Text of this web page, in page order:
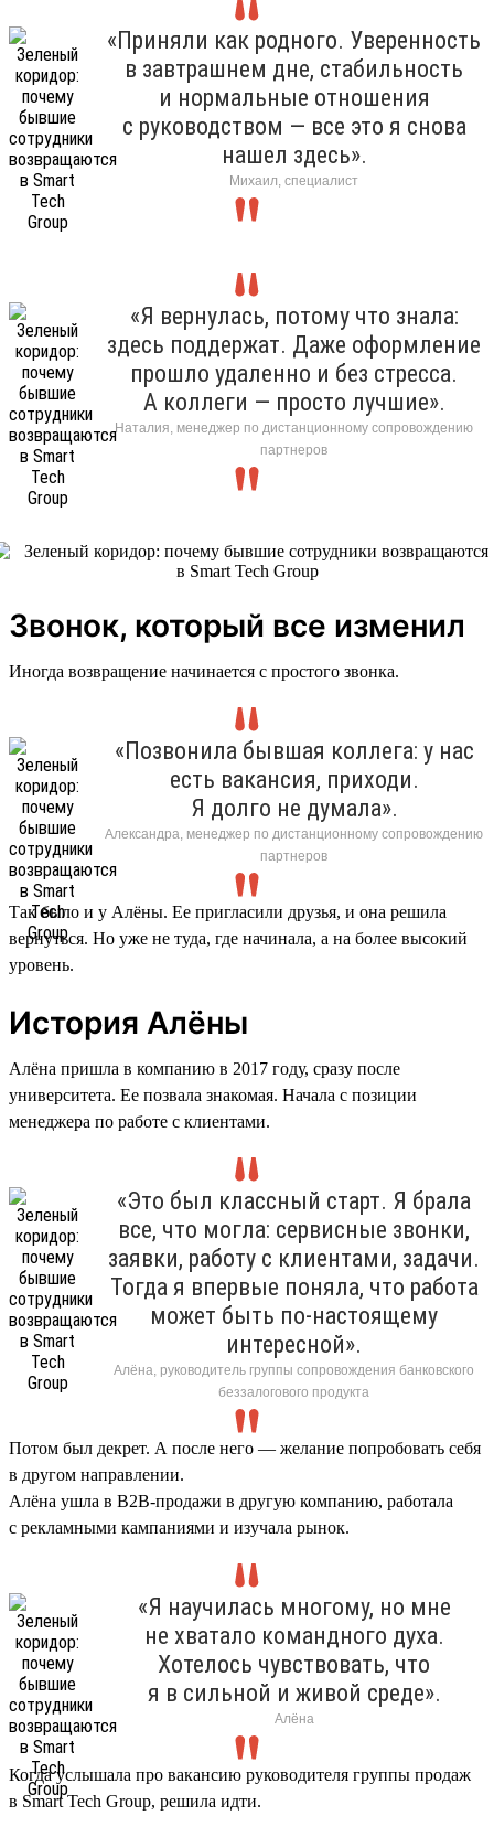
«Приняли как родного. Уверенность
в завтрашнем дне, стабильность
и нормальные отношения
с руководством — все это я снова
нашел здесь».
Михаил, специалист
«Я вернулась, потому что знала:
здесь поддержат. Даже оформление
прошло удаленно и без стресса.
А коллеги — просто лучшие».
Наталия, менеджер по дистанционному сопровождению
партнеров
Звонок, который все изменил
Иногда возвращение начинается с простого звонка.
«Позвонила бывшая коллега: у нас
есть вакансия, приходи.
Я долго не думала».
Александра, менеджер по дистанционному сопровождению
партнеров
Так было и у Алёны. Ее пригласили друзья, и она решила
вернуться. Но уже не туда, где начинала, а на более высокий
уровень.
История Алёны
Алёна пришла в компанию в 2017 году, сразу после
университета. Ее позвала знакомая. Начала с позиции
менеджера по работе с клиентами.
«Это был классный старт. Я брала
все, что могла: сервисные звонки,
заявки, работу с клиентами, задачи.
Тогда я впервые поняла, что работа
может быть по-настоящему
интересной».
Алёна, руководитель группы сопровождения банковского
беззалогового продукта
Потом был декрет. А после него — желание попробовать себя
в другом направлении.
Алёна ушла в B2B-продажи в другую компанию, работала
с рекламными кампаниями и изучала рынок.
«Я научилась многому, но мне
не хватало командного духа.
Хотелось чувствовать, что
я в сильной и живой среде».
Алёна
Когда услышала про вакансию руководителя группы продаж
в Smart Tech Group, решила идти.